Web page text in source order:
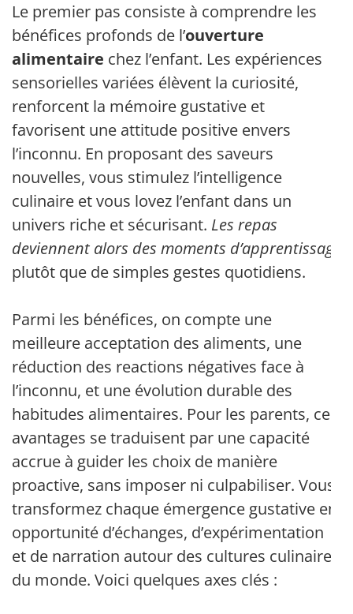
Le premier pas consiste à comprendre les
bénéfices profonds de l’ouverture
alimentaire chez l’enfant. Les expériences
sensorielles variées élèvent la curiosité,
renforcent la mémoire gustative et
favorisent une attitude positive envers
l’inconnu. En proposant des saveurs
nouvelles, vous stimulez l’intelligence
culinaire et vous lovez l’enfant dans un
univers riche et sécurisant. Les repas
deviennent alors des moments d’apprentissage
plutôt que de simples gestes quotidiens.
Parmi les bénéfices, on compte une
meilleure acceptation des aliments, une
réduction des reactions négatives face à
l’inconnu, et une évolution durable des
habitudes alimentaires. Pour les parents, ces
avantages se traduisent par une capacité
accrue à guider les choix de manière
proactive, sans imposer ni culpabiliser. Vous
transformez chaque émergence gustative en
opportunité d’échanges, d’expérimentation
et de narration autour des cultures culinaires
du monde. Voici quelques axes clés :